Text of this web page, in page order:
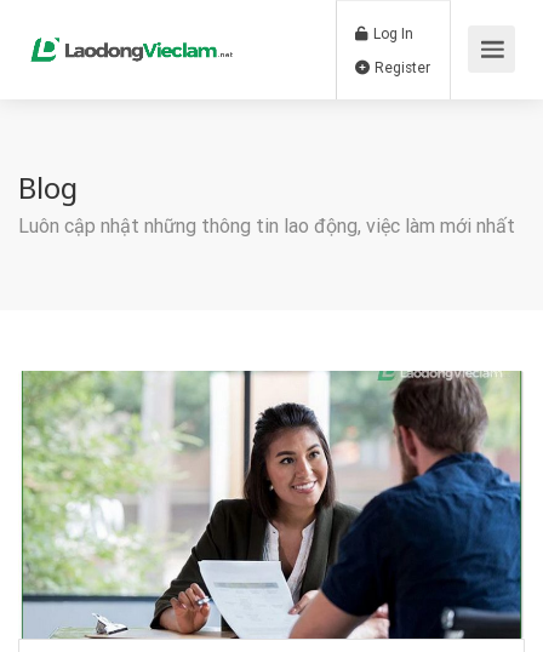
Log In
Blog
Luôn cập nhật những thông tin lao động, việc làm mới nhất